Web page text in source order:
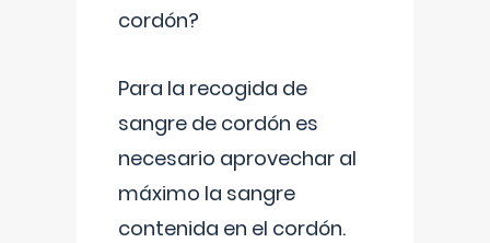
cordón?
Para la recogida de
sangre de cordón es
necesario aprovechar al
máximo la sangre
contenida en el cordón.